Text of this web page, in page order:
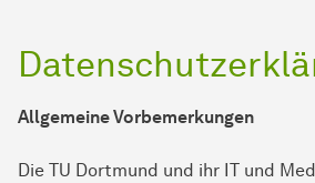
Allgemeine Vorbemerkungen
Die TU Dortmund und ihr IT und